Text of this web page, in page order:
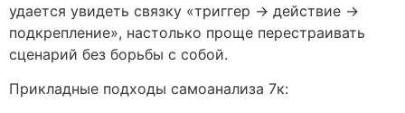
удается увидеть связку «триггер → действие →
подкрепление», настолько проще перестраивать
сценарий без борьбы с собой.
Прикладные подходы самоанализа 7к: